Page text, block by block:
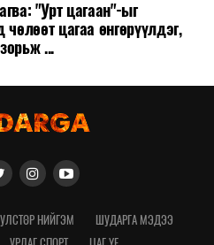
"Урт цагаан"-ыг
чөлөөт цагаа өнгөрүүлдэг,
...
УЛСТӨР НИЙГЭМ
ШУДАРГА МЭДЭЭ